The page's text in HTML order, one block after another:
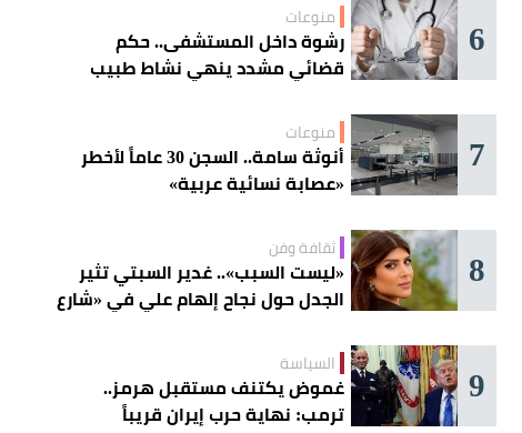
6 منوعات
رشوة داخل المستشفى.. حكم
قضائي مشدد ينهي نشاط طبيب
7 منوعات
أنوثة سامة.. السجن 30 عاماً لأخطر
«عصابة نسائية عربية»
8 ثقافة وفن
«ليست السبب».. غدير السبتي تثير
الجدل حول نجاح إلهام علي في «شارع
9 السياسة
غموض يكتنف مستقبل هرمز..
ترمب: نهاية حرب إيران قريباً